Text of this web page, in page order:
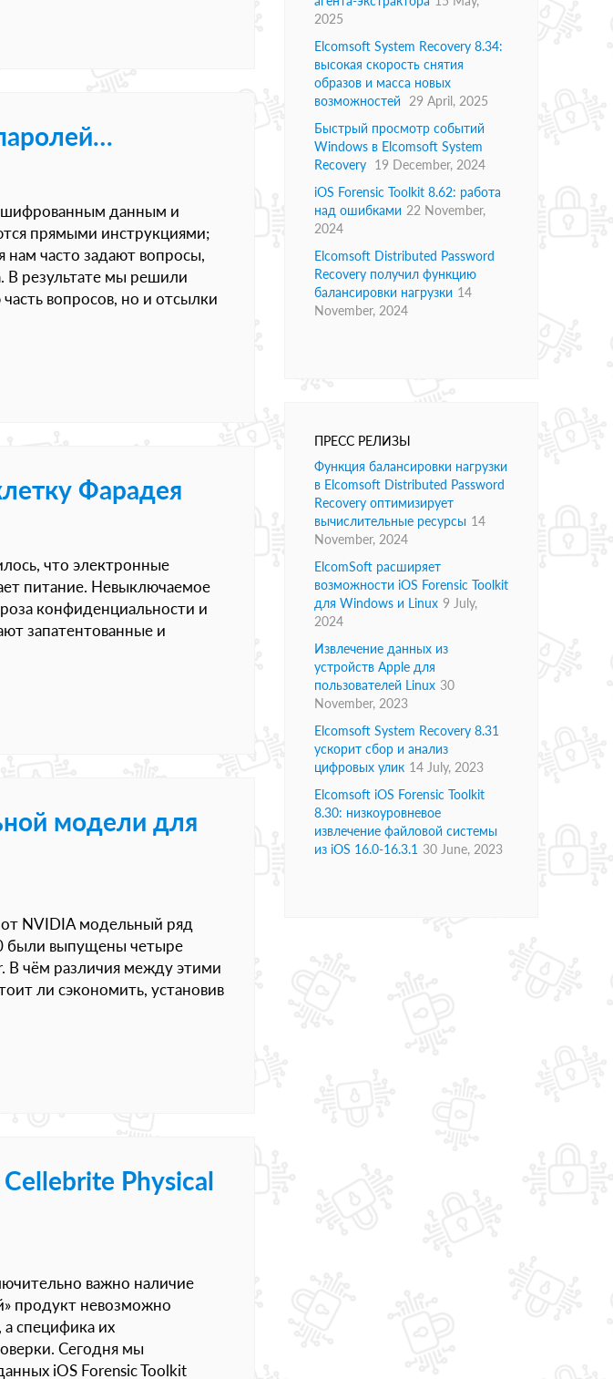
данным и
прямыми инструкциями;
часто задают вопросы,
В результате мы решили
вопросов, но и отсылки
Фарадея
что электронные
питание. Невыключаемое
конфиденциальности и
запатентованные и
модели для
NVIDIA модельный ряд
были выпущены четыре
В чём различия между этими
ли сэкономить, установив
Physical
важно наличие
продукт невозможно
специфика их
Сегодня мы
iOS Forensic Toolkit
2025
Elcomsoft System Recovery 8.34:
высокая скорость снятия
образов и масса новых
возможностей
29 April, 2025
Быстрый просмотр событий
Windows в Elcomsoft System
Recovery 19 December, 2024
iOS Forensic Toolkit 8.62: работа
над ошибками 22 November,
2024
Elcomsoft Distributed Password
Recovery получил функцию
балансировки нагрузки 14
November, 2024
ПРЕСС РЕЛИЗЫ
Функция балансировки нагрузки
в Elcomsoft Distributed Password
Recovery оптимизирует
вычислительные ресурсы 14
November, 2024
ElcomSoft расширяет
возможности iOS Forensic Toolkit
для Windows и Linux 9 July,
2024
Извлечение данных из
устройств Apple для
пользователей Linux 30
November, 2023
Elcomsoft System Recovery 8.31
ускорит сбор и анализ
цифровых улик 14 July, 2023
Elcomsoft iOS Forensic Toolkit
8.30: низкоуровневое
извлечение файловой системы
из iOS 16.0-16.3.1 30 June, 2023